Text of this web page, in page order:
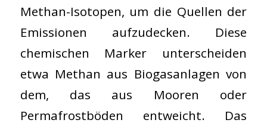
Methan-Isotopen, um die Quellen der
Emissionen aufzudecken. Diese
chemischen Marker unterscheiden
etwa Methan aus Biogasanlagen von
dem, das aus Mooren oder
Permafrostböden entweicht. Das